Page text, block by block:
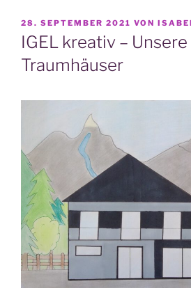
VERÖFFENTLICHT
AM
28. SEPTEMBER 2021 VON
IGEL kreativ – Unsere
Traumhäuser